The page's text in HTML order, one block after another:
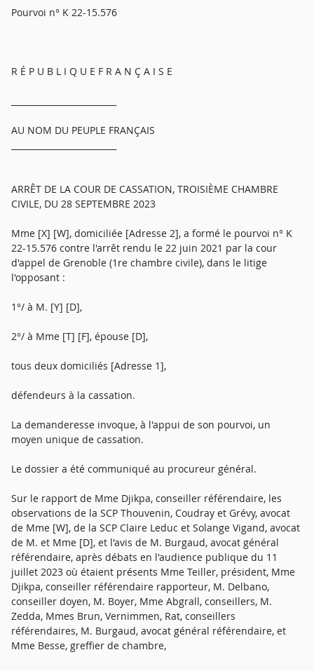
Pourvoi n° K 22-15.576
R É P U B L I Q U E F R A N Ç A I S E
AU NOM DU PEUPLE FRANÇAIS
ARRÊT DE LA COUR DE CASSATION, TROISIÈME CHAMBRE
CIVILE, DU 28 SEPTEMBRE 2023
Mme [X] [W], domiciliée [Adresse 2], a formé le pourvoi n° K
22-15.576 contre l'arrêt rendu le 22 juin 2021 par la cour
d'appel de Grenoble (1re chambre civile), dans le litige
l'opposant :
1°/ à M. [Y] [D],
2°/ à Mme [T] [F], épouse [D],
tous deux domiciliés [Adresse 1],
défendeurs à la cassation.
La demanderesse invoque, à l'appui de son pourvoi, un
moyen unique de cassation.
Le dossier a été communiqué au procureur général.
Sur le rapport de Mme Djikpa, conseiller référendaire, les
observations de la SCP Thouvenin, Coudray et Grévy, avocat
de Mme [W], de la SCP Claire Leduc et Solange Vigand, avocat
de M. et Mme [D], et l'avis de M. Burgaud, avocat général
référendaire, après débats en l'audience publique du 11
juillet 2023 où étaient présents Mme Teiller, président, Mme
Djikpa, conseiller référendaire rapporteur, M. Delbano,
conseiller doyen, M. Boyer, Mme Abgrall, conseillers, M.
Zedda, Mmes Brun, Vernimmen, Rat, conseillers
référendaires, M. Burgaud, avocat général référendaire, et
Mme Besse, greffier de chambre,